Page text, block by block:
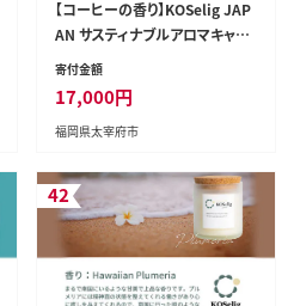
【コーヒーの香り】KOSelig JAP
AN サスティナブルアロマキャン
ドル「日本酒瓶からできた地球に
来/オールハンドメイド」
寄付金額
17,000円
福岡県太宰府市
42